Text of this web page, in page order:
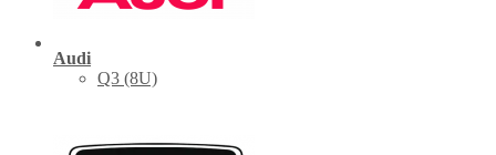
Audi
Q3 (8U)